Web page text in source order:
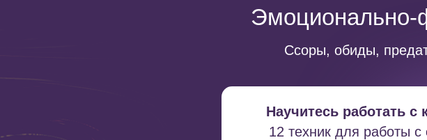
Эмоционально-
Ссоры, обиды,
Научитесь работать с
12 техник для работы